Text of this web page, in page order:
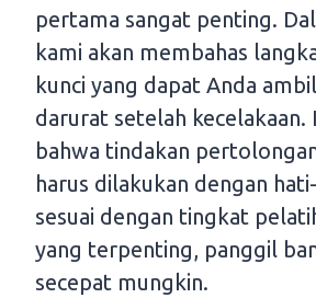
pertama sangat penting.
kami akan membahas
kunci yang dapat Anda
darurat setelah kecelakaan.
bahwa tindakan
harus dilakukan dengan
sesuai dengan tingkat
yang terpenting, panggil
secepat mungkin.